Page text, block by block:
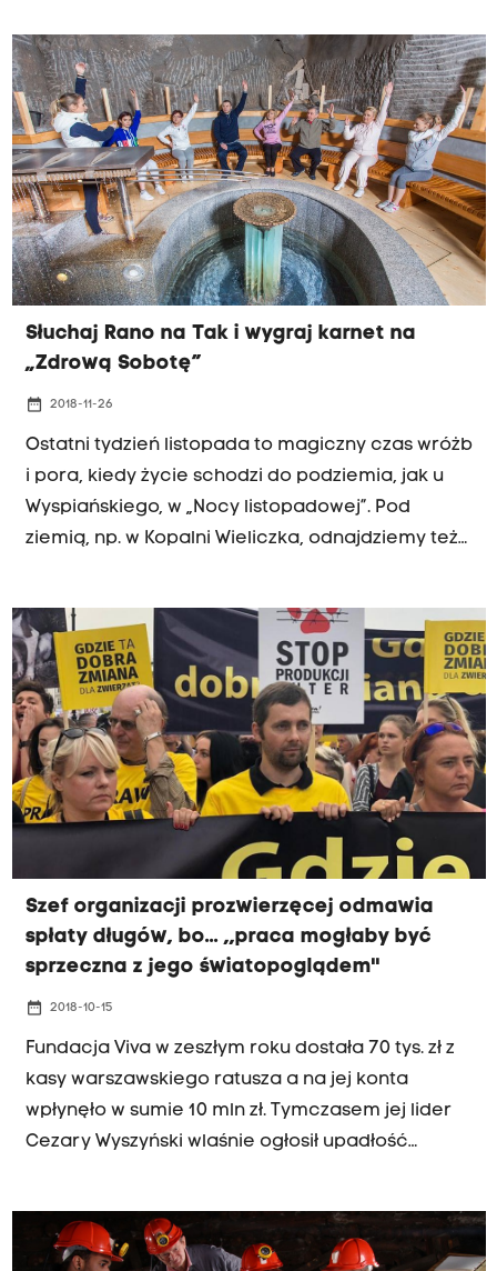
w partnerstwie z m.in. Motorolą Solutions w
Krakowskim Parku Technologicznymi
zgromadziła kilkuset nauczycieli, z którymi
poruszyli problem uzależnień w sieci.
Słuchaj Rano na Tak i wygraj karnet na
„Zdrową Sobotę”
date_range 2018-11-26
Ostatni tydzień listopada to magiczny czas wróżb
i pora, kiedy życie schodzi do podziemia, jak u
Wyspiańskiego, w „Nocy listopadowej”. Pod
ziemią, np. w Kopalni Wieliczka, odnajdziemy też
„Rano na tak” cenny karnet dla czterech osób na
„Zdrową Sobotę”, czyli na profilaktyczny i
rekreacyjny pobyt w podziemnym Uzdrowisku.
Szef organizacji prozwierzęcej odmawia
spłaty długów, bo... ,,praca mogłaby być
sprzeczna z jego światopoglądem''
date_range 2018-10-15
Fundacja Viva w zeszłym roku dostała 70 tys. zł z
kasy warszawskiego ratusza a na jej konta
wpłynęło w sumie 10 mln zł. Tymczasem jej lider
Cezary Wyszyński wlaśnie ogłosił upadłość
światopoglądem! - podaje Wsensie.pl